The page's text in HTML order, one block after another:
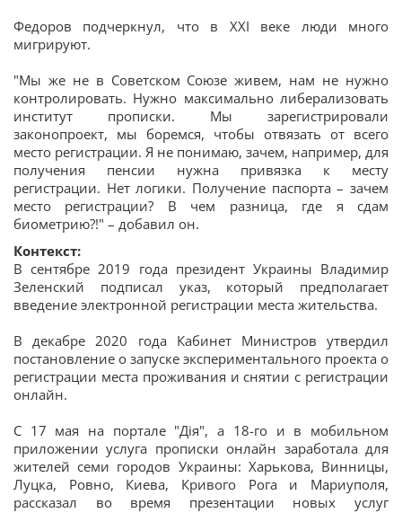
Федоров подчеркнул, что в XXI веке люди много
мигрируют.
"Мы же не в Советском Союзе живем, нам не нужно
контролировать. Нужно максимально либерализовать
институт прописки. Мы зарегистрировали
законопроект, мы боремся, чтобы отвязать от всего
место регистрации. Я не понимаю, зачем, например, для
получения пенсии нужна привязка к месту
регистрации. Нет логики. Получение паспорта – зачем
место регистрации? В чем разница, где я сдам
биометрию?!" – добавил он.
Контекст:
В сентябре 2019 года президент Украины Владимир
Зеленский подписал указ, который предполагает
введение электронной регистрации места жительства.
В декабре 2020 года Кабинет Министров утвердил
постановление о запуске экспериментального проекта о
регистрации места проживания и снятии с регистрации
онлайн.
С 17 мая на портале "Дія", а 18-го и в мобильном
приложении услуга прописки онлайн заработала для
жителей семи городов Украины: Харькова, Винницы,
Луцка, Ровно, Киева, Кривого Рога и Мариуполя,
рассказал во время презентации новых услуг